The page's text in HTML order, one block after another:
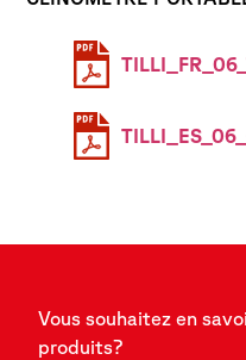
Vous souhaitez en
produits?